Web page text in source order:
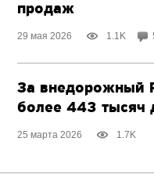
продаж
29 мая 2026 1.1K
За внедорожный
более 443 тысяч
25 марта 2026 1.7K